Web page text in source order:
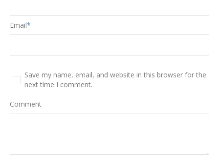
Email*
Save my name, email, and website in this browser for the
next time I comment.
Comment